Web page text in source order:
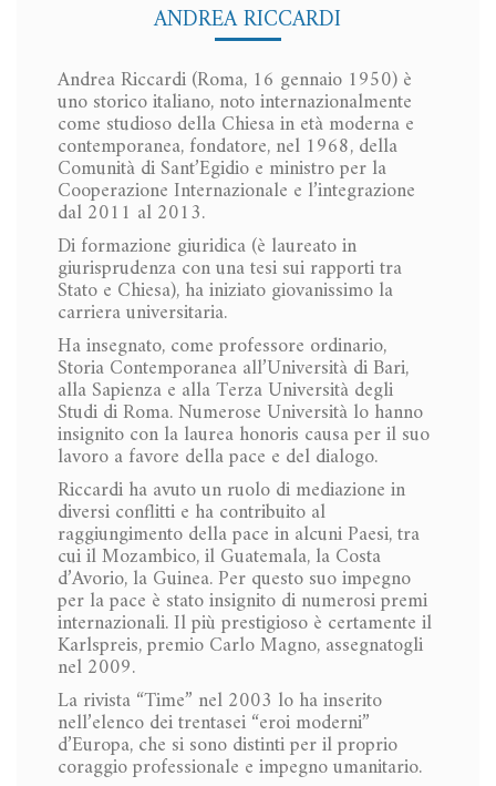
ANDREA RICCARDI
Andrea Riccardi (Roma, 16 gennaio 1950) è
uno storico italiano, noto internazionalmente
come studioso della Chiesa in età moderna e
contemporanea, fondatore, nel 1968, della
Comunità di Sant’Egidio e ministro per la
Cooperazione Internazionale e l’integrazione
dal 2011 al 2013.
Di formazione giuridica (è laureato in
giurisprudenza con una tesi sui rapporti tra
Stato e Chiesa), ha iniziato giovanissimo la
carriera universitaria.
Ha insegnato, come professore ordinario,
Storia Contemporanea all’Università di Bari,
alla Sapienza e alla Terza Università degli
Studi di Roma. Numerose Università lo hanno
insignito con la laurea honoris causa per il suo
lavoro a favore della pace e del dialogo.
Riccardi ha avuto un ruolo di mediazione in
diversi conflitti e ha contribuito al
raggiungimento della pace in alcuni Paesi, tra
cui il Mozambico, il Guatemala, la Costa
d’Avorio, la Guinea. Per questo suo impegno
per la pace è stato insignito di numerosi premi
internazionali. Il più prestigioso è certamente il
Karlspreis, premio Carlo Magno, assegnatogli
nel 2009.
La rivista “Time” nel 2003 lo ha inserito
nell’elenco dei trentasei “eroi moderni”
d’Europa, che si sono distinti per il proprio
coraggio professionale e impegno umanitario.